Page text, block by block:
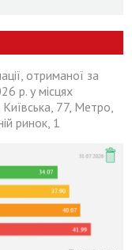
отриманої за
р. у місцях
77, Метро,
ринок, 1